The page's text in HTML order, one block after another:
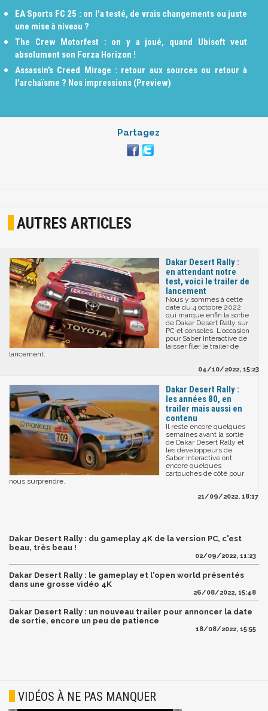
EA Sports FC 25 : on l'a testé, de vrais changements ou juste
une mise à niveau ?
The Crew Motorfest : on y a joué, quand Ubisoft veut
absolument son Forza Horizon !
Assassin’s Creed Mirage : retour aux sources ou retour à
l'archaïsme ? Nos impressions (Preview)
Partagez
AUTRES ARTICLES
Dakar Desert Rally :
en attendant notre
test, voici le trailer de
lancement
Nous y sommes à cette
date du 4 octobre 2022
qui marque enfin la sortie
de Dakar Desert Rally sur
PC et consoles. L'occasion
pour Saber Interactive de
laisser filer le trailer de
lancement.
04/10/2022, 15:23
Dakar Desert Rally :
les années 80, en
trailer mais aussi en
contenu
Il reste encore quelques
semaines avant la sortie
de Dakar Desert Rally et
les développeurs de
Saber Interactive ont
encore quelques
cartouches de côté pour
nous surprendre.
21/09/2022, 18:17
Dakar Desert Rally : du gameplay 4K de la version PC, c'est
beau, très beau !
02/09/2022, 11:23
Dakar Desert Rally : le gameplay et l'open world présentés
dans une grosse vidéo 4K
26/08/2022, 15:48
Dakar Desert Rally : un nouveau trailer pour annoncer la date
de sortie, encore un peu de patience
18/08/2022, 15:55
VIDÉOS À NE PAS MANQUER